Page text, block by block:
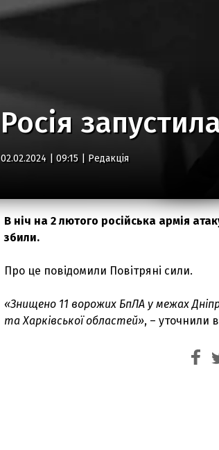
Росія
02.02.2024 | 09:15 | Редакція
В ніч на 2 лютого російська армія
збили.
Про це повідомили Повітряні сили.
«Знищено 11 ворожих БпЛА у межах
та Харківської областей», – уточнили